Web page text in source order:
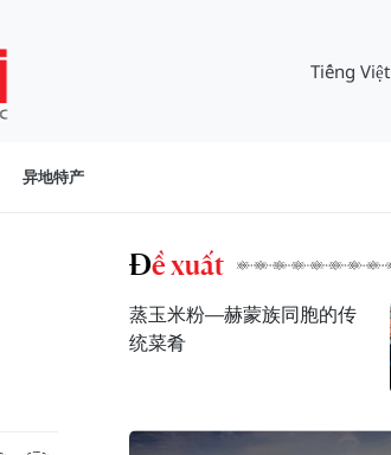
Tiếng Việt
异地特产
Đề xuất
蒸玉米粉—赫蒙族同胞的传
统菜肴